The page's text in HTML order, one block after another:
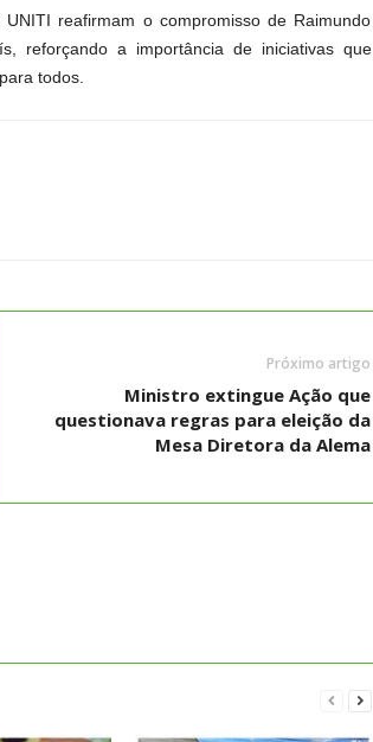
reafirmam o compromisso de Raimundo
reforçando a importância de iniciativas que
todos.
Próximo artigo
Ministro extingue Ação que
questionava regras para eleição da
Mesa Diretora da Alema